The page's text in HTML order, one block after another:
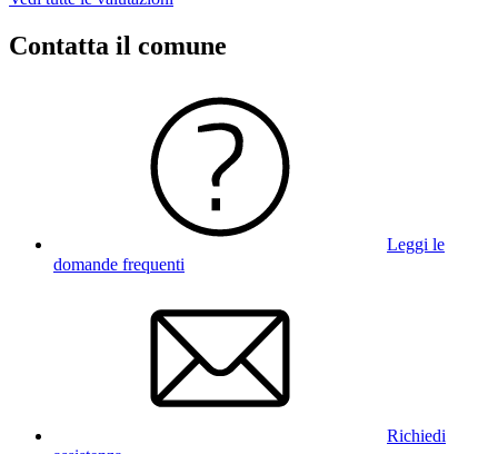
Contatta il comune
Leggi le
domande frequenti
Richiedi